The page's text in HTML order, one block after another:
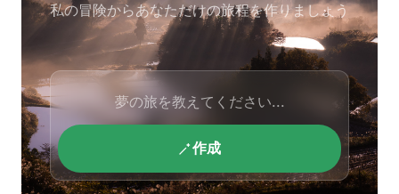
私の冒険からあなただけの旅程を作りましょう
作成